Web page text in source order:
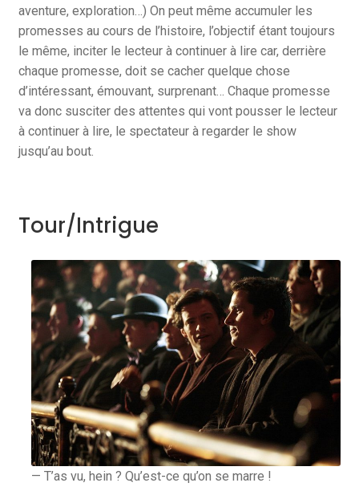
aventure, exploration…) On peut même accumuler les
promesses au cours de l’histoire, l’objectif étant toujours
le même, inciter le lecteur à continuer à lire car, derrière
chaque promesse, doit se cacher quelque chose
d’intéressant, émouvant, surprenant… Chaque promesse
va donc susciter des attentes qui vont pousser le lecteur
à continuer à lire, le spectateur à regarder le show
jusqu’au bout.
Tour/Intrigue
— T’as vu, hein ? Qu’est-ce qu’on se marre !